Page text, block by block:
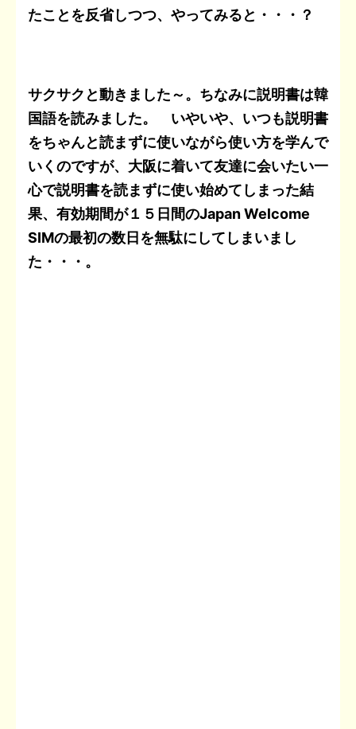
たことを反省しつつ、やってみると・・・？
サクサクと動きました～。ちなみに説明書は韓
国語を読みました。 いやいや、いつも説明書
をちゃんと読まずに使いながら使い方を学んで
いくのですが、大阪に着いて友達に会いたい一
心で説明書を読まずに使い始めてしまった結
果、有効期間が１５日間のJapan Welcome
SIMの最初の数日を無駄にしてしまいまし
た・・・。